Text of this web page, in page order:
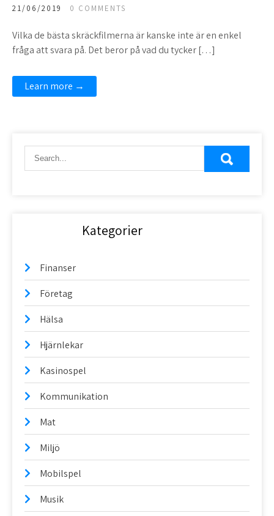
21/06/2019 0 COMMENTS
Vilka de bästa skräckfilmerna är kanske inte är en enkel
fråga att svara på. Det beror på vad du tycker […]
Learn more →
Finanser
Företag
Hälsa
Hjärnlekar
Kasinospel
Kommunikation
Mat
Miljö
Mobilspel
Musik